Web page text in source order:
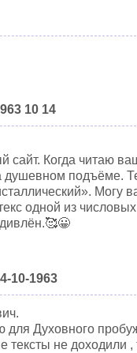
10 14
сайт. Когда читаю
душевном подъёме.
Могу
одной из
10-1963
Духовного
тексты не доходили